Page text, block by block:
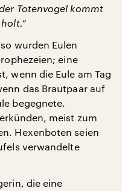
Totenvogel kommt
wurden Eulen
eine
wenn die Eule am Tag
das Brautpaar auf
begegnete.
meist zum
Hexenboten seien
verwandelte
die eine